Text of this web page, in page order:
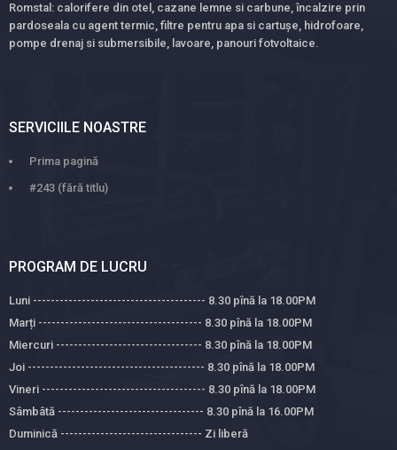
Romstal: calorifere din otel, cazane lemne si carbune, încalzire prin
pardoseala cu agent termic, filtre pentru apa si cartușe, hidrofoare,
pompe drenaj si submersibile, lavoare, panouri fotvoltaice.
SERVICIILE NOASTRE
Prima pagină
#243 (fără titlu)
PROGRAM DE LUCRU
Luni --------------------------------------- 8.30 pînă la 18.00PM
Marți ------------------------------------- 8.30 pînă la 18.00PM
Miercuri --------------------------------- 8.30 pînă la 18.00PM
Joi ---------------------------------------- 8.30 pînă la 18.00PM
Vineri ------------------------------------- 8.30 pînă la 18.00PM
Sâmbâtă --------------------------------- 8.30 pînă la 16.00PM
Duminică -------------------------------- Zi liberă